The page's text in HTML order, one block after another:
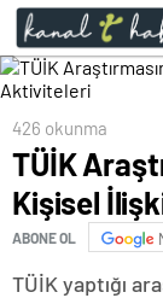
426 okunma
TÜİK
Kişisel
ABONE OL
TÜİK yaptığı